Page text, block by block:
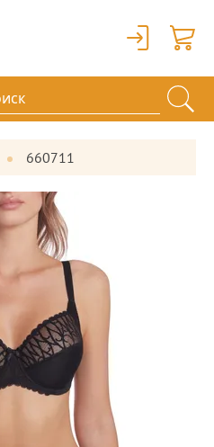
Вход
660711
Фотографии
товара